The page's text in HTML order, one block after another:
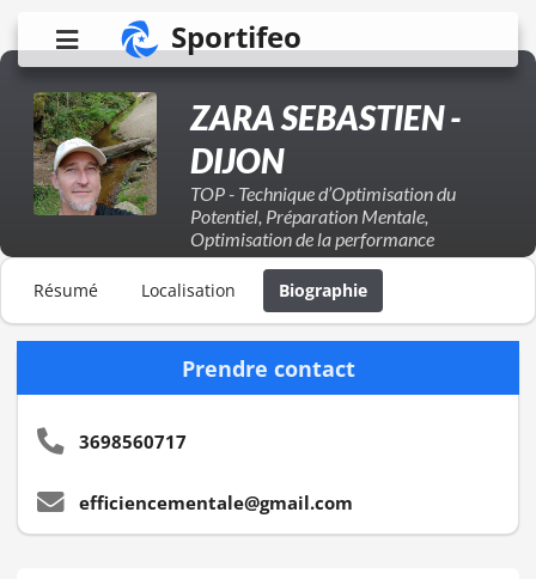
Sportifeo
ZARA SEBASTIEN -
DIJON
TOP - Technique d’Optimisation du
Potentiel, Préparation Mentale,
Optimisation de la performance
Résumé Localisation Biographie
Prendre contact
3698560717
efficiencementale@gmail.com